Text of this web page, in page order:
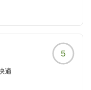
5
適